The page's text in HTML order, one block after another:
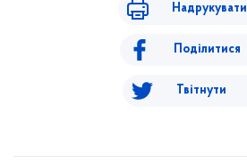
Надрукувати
Поділитися
Твітнути